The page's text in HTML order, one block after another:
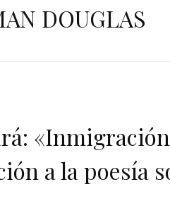
DOUGLAS
a la poesía